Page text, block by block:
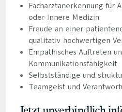
Facharztanerkennung für
oder Innere Medizin
Freude an einer
qualitativ hochwertigen
Empathisches Auftreten
Kommunikationsfähigkeit
Selbstständige und
Teamgeist und